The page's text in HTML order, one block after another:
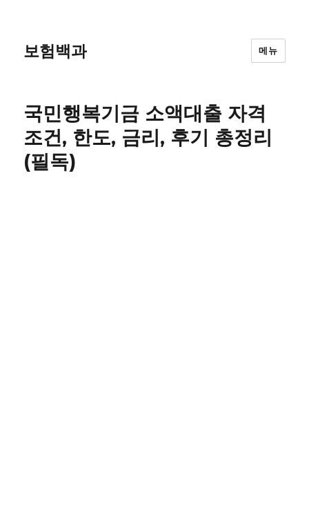
보험백과 메뉴
국민행복기금 소액대출 자격
조건, 한도, 금리, 후기 총정리
(필독)